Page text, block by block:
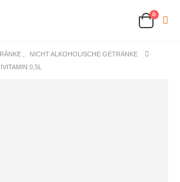
0
NICHT ALKOHOLISCHE GETRÄNKE
0,5L